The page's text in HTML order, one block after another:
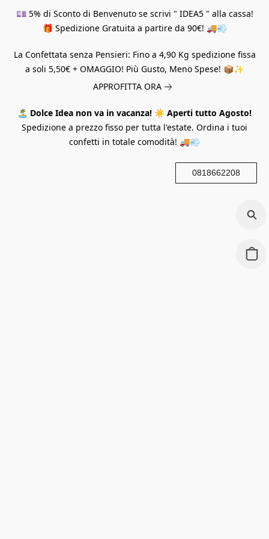
💷 5% di Sconto di Benvenuto se scrivi " IDEA5 " alla cassa!
🎁 Spedizione Gratuita a partire da 90€! 🚚💨
La Confettata senza Pensieri: Fino a 4,90 Kg spedizione fissa
a soli 5,50€ + OMAGGIO! Più Gusto, Meno Spese! 📦✨
APPROFITTA ORA
🏝️ Dolce Idea non va in vacanza! ☀️ Aperti tutto Agosto!
Spedizione a prezzo fisso per tutta l'estate. Ordina i tuoi
confetti in totale comodità! 🚚💨
0818662208